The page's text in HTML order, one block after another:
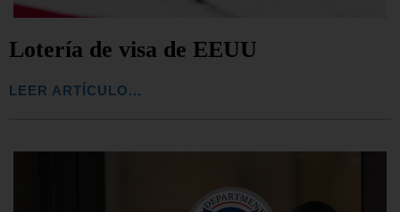
Lotería de visa de EEUU
LEER ARTÍCULO...